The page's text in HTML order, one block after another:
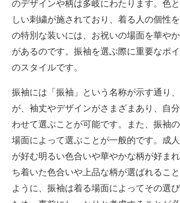
のデザインや柄は多岐にわたります。色
しい刺繍が施されており、着る人の個性
の特別な装いには、お祝いの場面を華や
があるのです。振袖を選ぶ際に重要なポ
のスタイルです。
振袖には「振袖」という名称が示す通り
が、袖丈やデザインがさまざまあり、自
わせて選ぶことが可能です。また、振袖の
場面によって選ぶことが一般的です。成
が好む明るい色合いや華やかな柄が好ま
ち着いた色合いや上品な柄が選ばれるこ
ように、振袖は着る場面によってその選